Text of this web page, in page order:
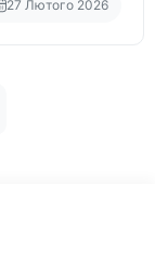
27 Лютого 2026